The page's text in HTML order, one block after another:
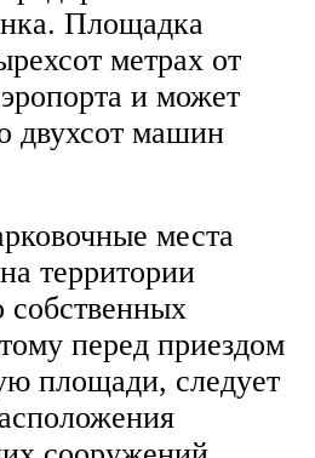
Площадка
метрах от
и может
двухсот машин
места
территории
собственных
перед приездом
площади, следует